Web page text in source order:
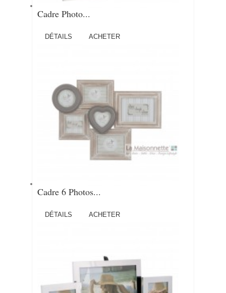
Cadre Photo...
DÉTAILS ACHETER
Cadre 6 Photos...
DÉTAILS ACHETER